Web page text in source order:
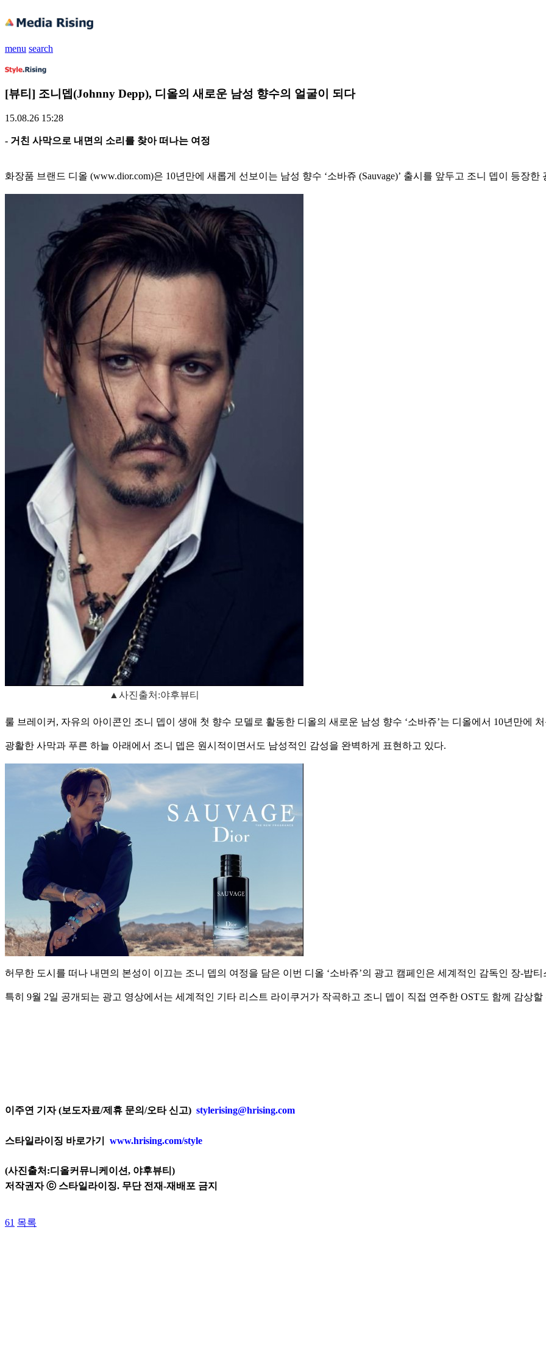
menu search
[뷰티] 조니뎁(Johnny Depp), 디올의 새로운 남성 향수의 얼굴이 되다
15.08.26 15:28
- 거친 사막으로 내면의 소리를 찾아 떠나는 여정
화장품 브랜드 디올 (www.dior.com)은 10년만에 새롭게 선보이는 남성 향수 ‘소바쥬 (Sauvage)’ 출시를 앞두고 조니 뎁이 등장한
▲사진출처:야후뷰티
룰 브레이커, 자유의 아이콘인 조니 뎁이 생애 첫 향수 모델로 활동한 디올의 새로운 남성 향수 ‘소바쥬’는 디올에서 10년만에
광활한 사막과 푸른 하늘 아래에서 조니 뎁은 원시적이면서도 남성적인 감성을 완벽하게 표현하고 있다.
허무한 도시를 떠나 내면의 본성이 이끄는 조니 뎁의 여정을 담은 이번 디올 ‘소바쥬’의 광고 캠페인은 세계적인 감독인 장-밥
특히 9월 2일 공개되는 광고 영상에서는 세계적인 기타 리스트 라이쿠거가 작곡하고 조니 뎁이 직접 연주한 OST도 함께 감상할
이주연 기자 (보도자료/제휴 문의/오타 신고) stylerising@hrising.com
스타일라이징 바로가기 www.hrising.com/style
(사진출처:디올커뮤니케이션, 야후뷰티 )
저작권자 ⓒ 스타일라이징. 무단 전재-재배포 금지
61 목록